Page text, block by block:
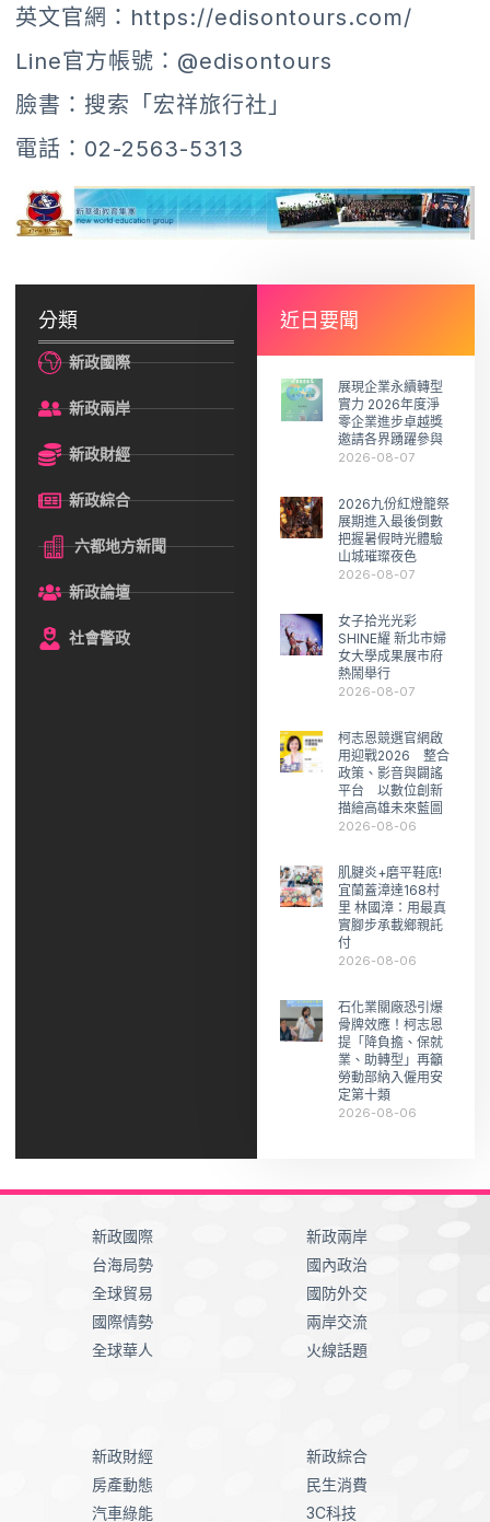
英文官網：https://edisontours.com/
Line官方帳號：@edisontours
臉書：搜索「宏祥旅行社」
電話：02-2563-5313
分類
新政國際
新政兩岸
新政財經
新政綜合
六都地方新聞
新政論壇
社會警政
近日要聞
展現企業永續轉型
實力 2026年度淨
零企業進步卓越獎
邀請各界踴躍參與
2026-08-07
2026九份紅燈籠祭
展期進入最後倒數
把握暑假時光體驗
山城璀璨夜色
2026-08-07
女子拾光光彩
SHINE耀 新北市婦
女大學成果展市府
熱鬧舉行
2026-08-07
柯志恩競選官網啟
用迎戰2026 整合
政策、影音與闢謠
平台 以數位創新
描繪高雄未來藍圖
2026-08-06
肌腱炎+磨平鞋底!
宜蘭蓋漳達168村
里 林國漳：用最真
實腳步承載鄉親託
付
2026-08-06
石化業關廠恐引爆
骨牌效應！柯志恩
提「降負擔、保就
業、助轉型」再籲
勞動部納入僱用安
定第十類
2026-08-06
新政國際
台海局勢
全球貿易
國際情勢
全球華人
新政兩岸
國內政治
國防外交
兩岸交流
火線話題
新政財經
房產動態
汽車綠能
新政綜合
民生消費
3C科技